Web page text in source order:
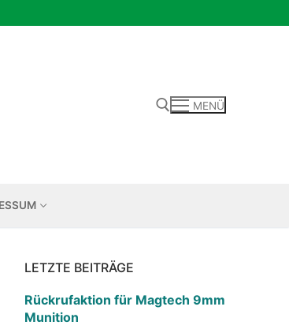
MENÜ
LETZTE BEITRÄGE
Rückrufaktion für Magtech 9mm
Munition